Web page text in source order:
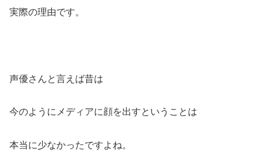
実際の理由です。
声優さんと言えば昔は
今のようにメディアに顔を出すということは
本当に少なかったですよね。